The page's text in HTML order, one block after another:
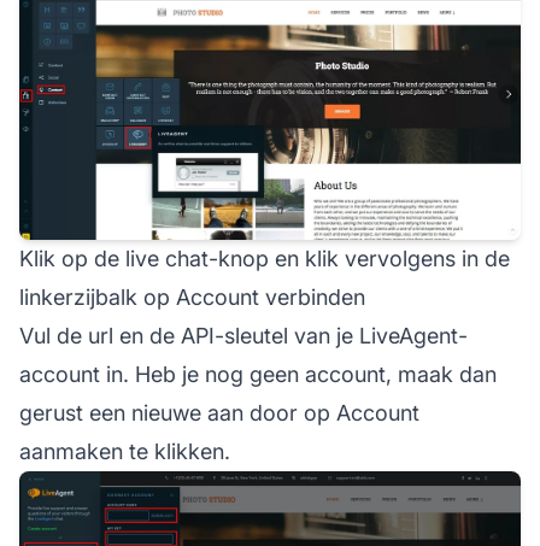
Klik op de live chat-knop en klik vervolgens in de
linkerzijbalk op Account verbinden
Vul de url en de API-sleutel van je LiveAgent-
account in. Heb je nog geen account, maak dan
gerust een nieuwe aan door op Account
aanmaken te klikken.